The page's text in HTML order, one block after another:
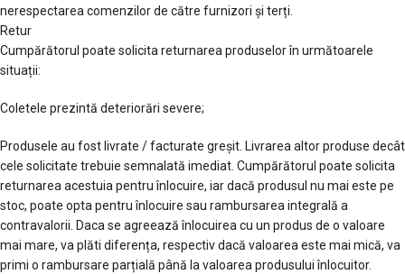
nerespectarea comenzilor de către furnizori și terți.
Retur
Cumpărătorul poate solicita returnarea produselor în următoarele
situații:
Coletele prezintă deteriorări severe;
Produsele au fost livrate / facturate greșit. Livrarea altor produse decât
cele solicitate trebuie semnalată imediat. Cumpărătorul poate solicita
returnarea acestuia pentru înlocuire, iar dacă produsul nu mai este pe
stoc, poate opta pentru înlocuire sau rambursarea integrală a
contravalorii. Daca se agreează înlocuirea cu un produs de o valoare
mai mare, va plăti diferența, respectiv dacă valoarea este mai mică, va
primi o rambursare parțială până la valoarea produsului înlocuitor.